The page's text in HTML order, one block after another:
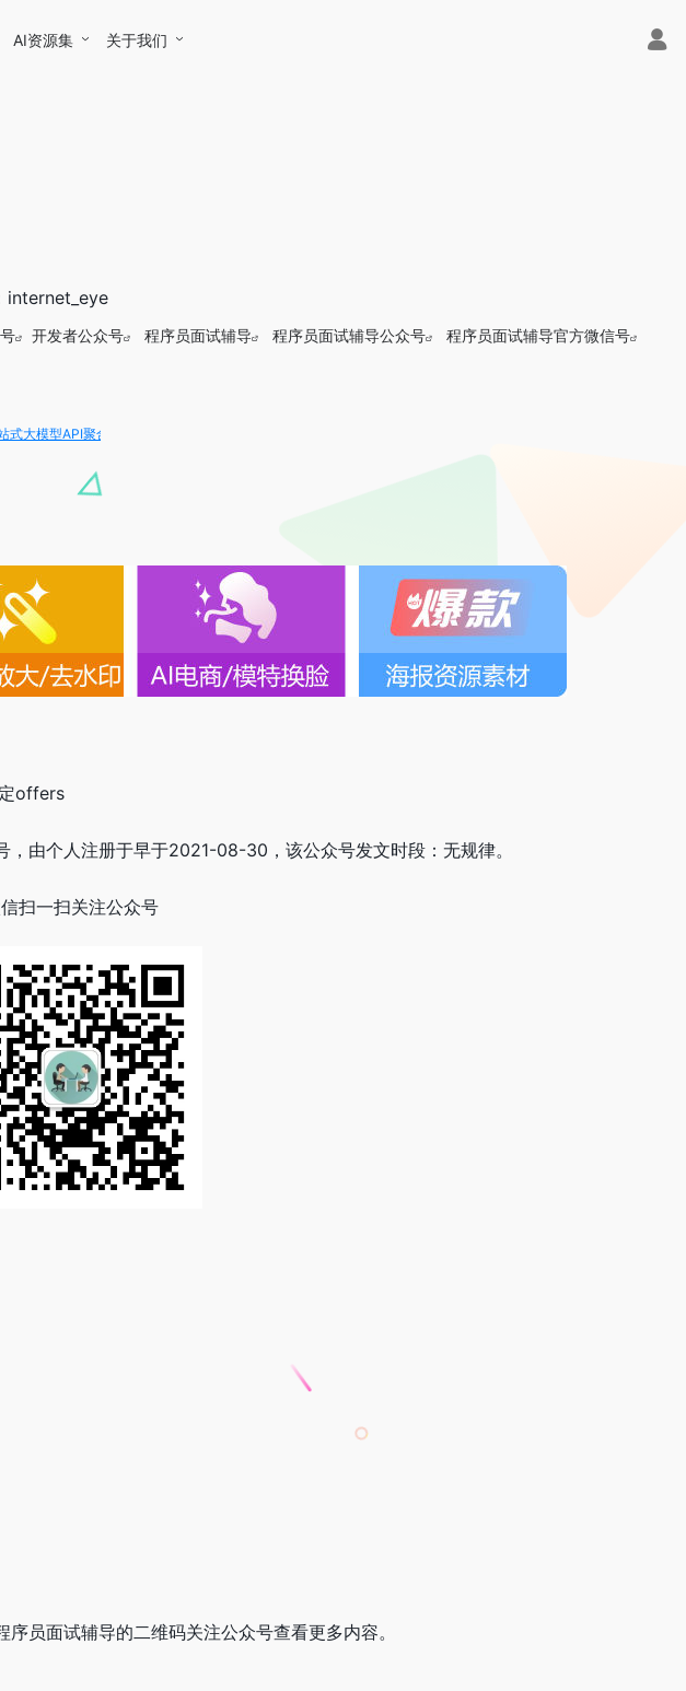
AI资源集 关于我们
internet_eye
开发者公众号 程序员面试辅导 程序员面试辅导公众号 程序员面试辅导官方微信号
API聚合平台
offers
由个人注册于早于2021-08-30，该公众号发文时段：无规律。
扫一扫关注公众号
员面试辅导的二维码关注公众号查看更多内容。